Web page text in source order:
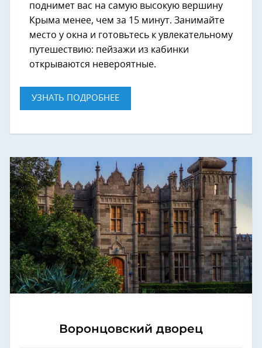
поднимет вас на самую высокую вершину
Крыма менее, чем за 15 минут. Занимайте
место у окна и готовьтесь к увлекательному
путешествию: пейзажи из кабинки
открываются невероятные.
УЗНАТЬ ПОДРОБНЕЕ
Воронцовский дворец